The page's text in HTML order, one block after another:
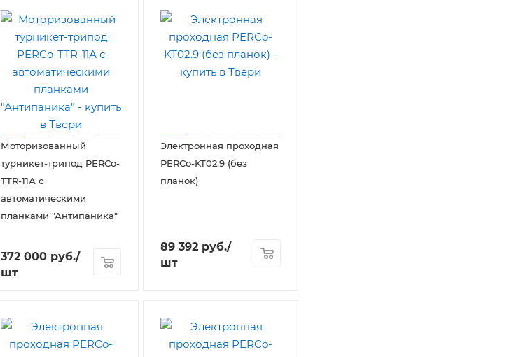
Моторизованный
турникет-трипод PERCo-
TTR-11А с
автоматическими
планками "Антипаника"
372 000 руб./
шт
Электронная проходная
PERCo-KT02.9 (без
планок)
89 392 руб./
шт